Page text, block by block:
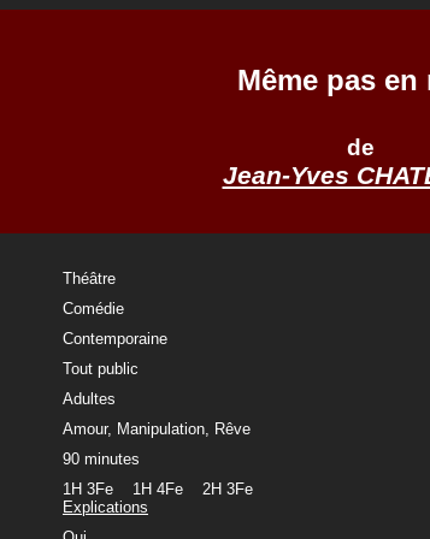
Même pas en
de
Jean-Yves
Théâtre
Comédie
Contemporaine
Tout public
Adultes
Amour, Manipulation, Rêve
90 minutes
1H 3Fe 1H 4Fe 2H 3Fe
Explications